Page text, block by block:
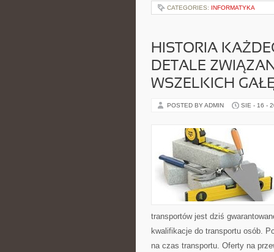
CATEGORIES: INFORMATYKA
HISTORIA
DETALE
WSZELKICH
POSTED BY ADMIN SIE - 16 -
transportów jest dziś
kwalifikacje do transportu osób.
na czas transportu. Oferty na